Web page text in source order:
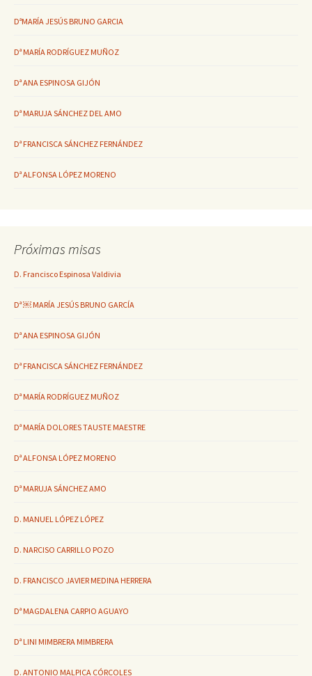
DªMARÍA JESÚS BRUNO GARCIA
Dª MARÍA RODRÍGUEZ MUÑOZ
Dª ANA ESPINOSA GIJÓN
Dª MARUJA SÁNCHEZ DEL AMO
Dª FRANCISCA SÁNCHEZ FERNÁNDEZ
Dª ALFONSA LÓPEZ MORENO
Próximas misas
D. Francisco Espinosa Valdivia
Dª ￼ MARÍA JESÚS BRUNO GARCÍA
Dª ANA ESPINOSA GIJÓN
Dª FRANCISCA SÁNCHEZ FERNÁNDEZ
Dª MARÍA RODRÍGUEZ MUÑOZ
Dª MARÍA DOLORES TAUSTE MAESTRE
Dª ALFONSA LÓPEZ MORENO
Dª MARUJA SÁNCHEZ AMO
D. MANUEL LÓPEZ LÓPEZ
D. NARCISO CARRILLO POZO
D. FRANCISCO JAVIER MEDINA HERRERA
Dª MAGDALENA CARPIO AGUAYO
Dª LINI MIMBRERA MIMBRERA
D. ANTONIO MALPICA CÓRCOLES